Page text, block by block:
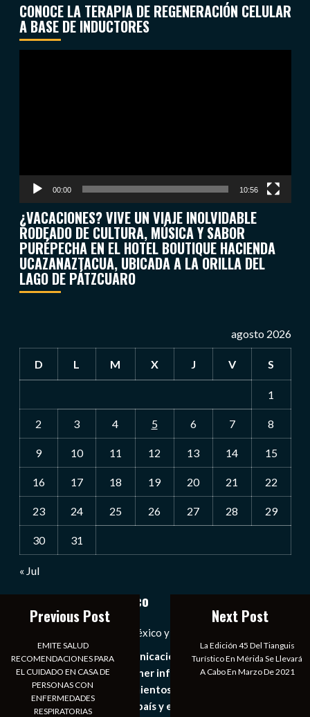
CONOCE LA TERAPIA DE REGENERACIÓN CELULAR
A BASE DE INDUCTORES
00:00 10:56
¿VACACIONES? VIVE UN VIAJE INOLVIDABLE
RODEADO DE CULTURA, MÚSICA Y SABOR
PURÉPECHA EN EL HOTEL BOUTIQUE HACIENDA
UCAZANAZTACUA, UBICADA A LA ORILLA DEL
LAGO DE PÁTZCUARO
agosto 2026
D L M X J V S
1
2 3 4 5 6 7 8
9 10 11 12 13 14 15
16 17 18 19 20 21 22
23 24 25 26 27 28 29
30 31
« Jul
Notiexpress de México
Las Noticias Diarias de México y el Mundo a Tu Alcance
Somos un medio de comunicación digital que tiene como
principal objetivo mantener informado al publico en
general de los acontecimientos mas recientes e
importantes de nuestro país y el mundo de forma eficaz,
Previous Post
EMITE SALUD
RECOMENDACIONES PARA
EL CUIDADO EN CASA DE
PERSONAS CON
ENFERMEDADES
RESPIRATORIAS
Next Post
La Edición 45 Del Tianguis
Turístico En Mérida Se Llevará
A Cabo En Marzo De 2021